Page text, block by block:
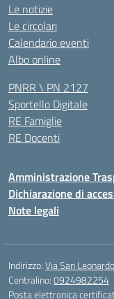
Le notizie
Le circolari
Calendario eventi
Albo online
PNRR \ PN 2127
Sportello Digitale
RE Famiglie
RE Docenti
Amministrazione
Dichiarazione di
Note legali
Indirizzo:Via San
Centralino:0924982254
Posta elettronica